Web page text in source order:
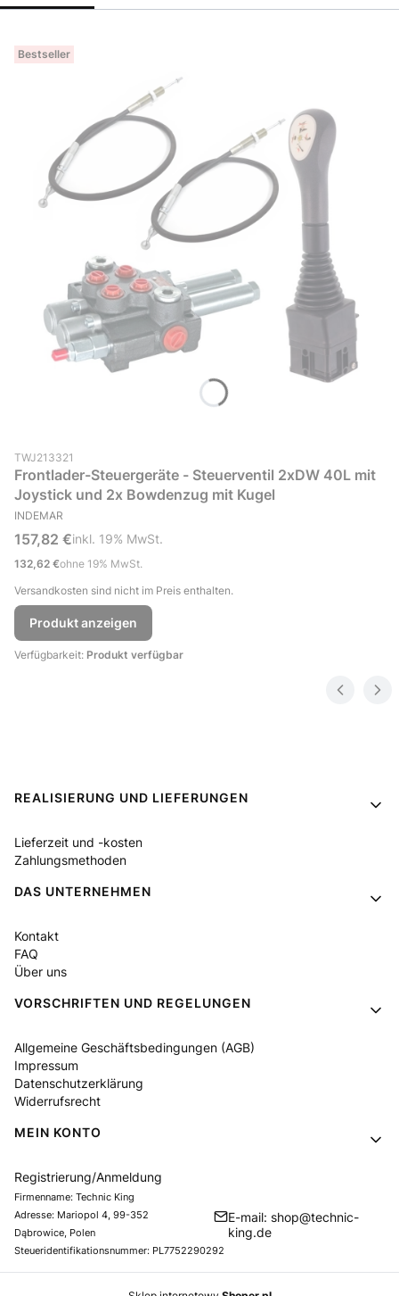
Bestseller
Produktcode (SKU)
TWJ213321
Frontlader-Steuergeräte - Steuerventil 2xDW 40L mit
Joystick und 2x Bowdenzug mit Kugel
HERSTELLER
INDEMAR
Bruttopreis
157,82 €inkl. %s MwSt.
inkl. 19% MwSt.
Nettopreis
132,62 €ohne 19% MwSt.
Versandkosten sind nicht im Preis enthalten.
Produkt anzeigen
Verfügbarkeit: Produkt verfügbar
Fußzeilenmenü
REALISIERUNG UND LIEFERUNGEN
Lieferzeit und -kosten
Zahlungsmethoden
DAS UNTERNEHMEN
Kontakt
FAQ
Über uns
VORSCHRIFTEN UND REGELUNGEN
Allgemeine Geschäftsbedingungen (AGB)
Impressum
Datenschutzerklärung
Widerrufsrecht
MEIN KONTO
Registrierung/Anmeldung
Firmenname: Technic King
Adresse: Mariopol 4, 99-352
Dąbrowice, Polen
Steueridentifikationsnummer: PL7752290292
E-mail: shop@technic-
king.de